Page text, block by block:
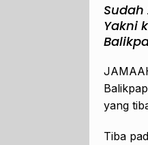
Yakni
yang
Tiba